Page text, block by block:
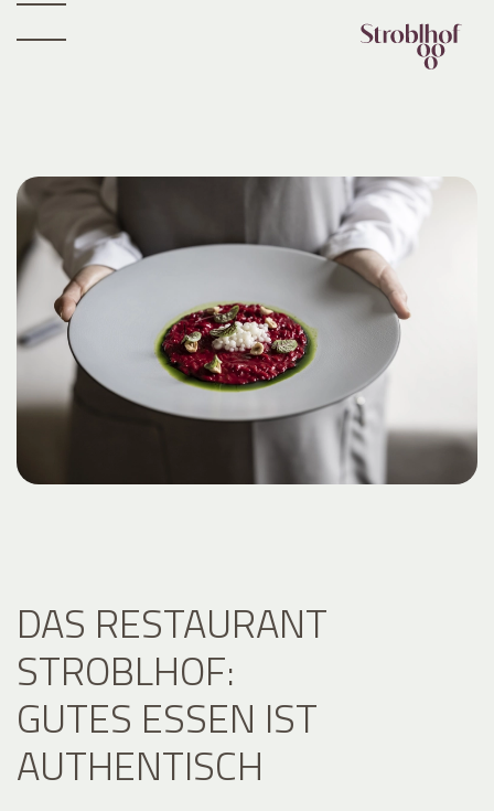
DAS RESTAURANT
STROBLHOF:
GUTES ESSEN IST
AUTHENTISCH